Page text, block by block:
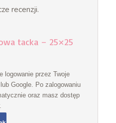
recenzji.
tacka – 25×25
logowanie przez Twoje
Google. Po zalogowaniu
oraz masz dostęp